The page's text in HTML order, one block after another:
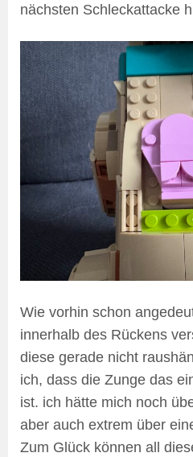
nächsten Schleckattacke
Wie vorhin schon
innerhalb des Rückens
diese gerade nicht
ich, dass die Zunge das
ist. ich hätte mich noch
aber auch extrem über
Zum Glück können all